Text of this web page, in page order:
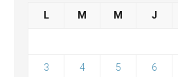
L M M J
3 4 5 6